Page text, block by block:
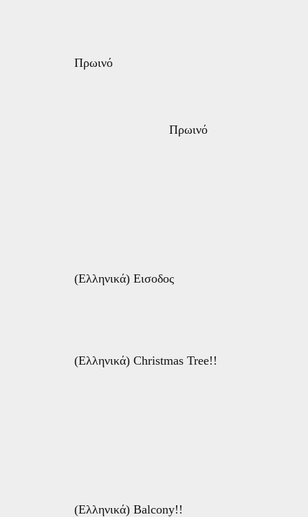
Πρωινό
Πρωινό
(Ελληνικά) Εισοδος
(Ελληνικά) Christmas Tree!!
(Ελληνικά) Balcony!!